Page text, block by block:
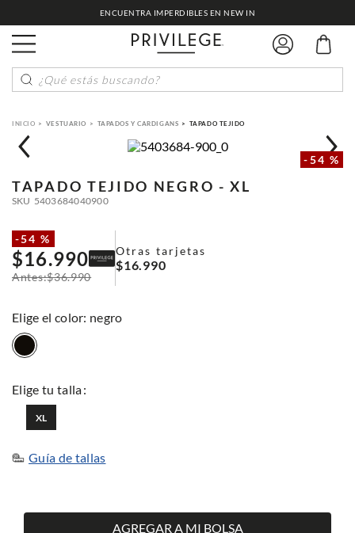
ENCUENTRA IMPERDIBLES EN NEW IN
¿Qué estás buscando?
VESTUARIO TAPADOS Y CARDIGANS TAPADO TEJIDO
-54 %
TAPADO TEJIDO NEGRO - XL
SKU 5403684040900
-54 %
$16.990
$36.990
Otras tarjetas
$16.990
: negro
XL
Guía de tallas
AGREGAR A MI BOLSA